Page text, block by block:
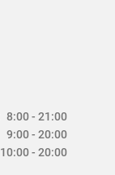
8:00 - 21:00
9:00 - 20:00
10:00 - 20:00